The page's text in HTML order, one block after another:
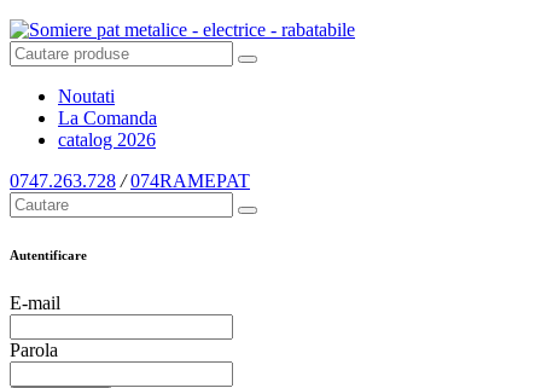
Noutati
La Comanda
catalog 2026
0747.263.728 / 074RAMEPAT
Autentificare
E-mail
Parola